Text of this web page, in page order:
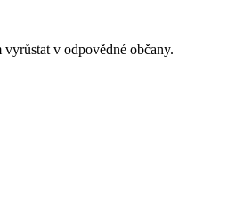
v odpovědné občany.